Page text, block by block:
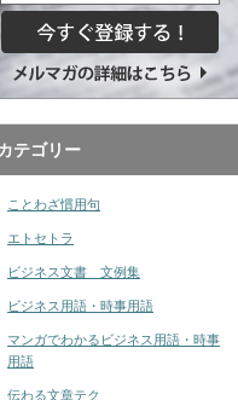
カテゴリー
ことわざ慣用句
エトセトラ
ビジネス文書 文例集
ビジネス用語・時事用語
マンガでわかるビジネス用語・時事
用語
伝わる文章テク